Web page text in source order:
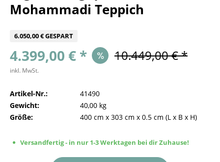
Mohammadi Teppich
6.050,00 € GESPART
4.399,00 € * 10.449,00 € *
inkl. MwSt.
Artikel-Nr.:
41490
Gewicht:
40,00 kg
Größe:
400 cm x 303 cm x 0.5 cm (L x B x H)
Versandfertig - in nur 1-3 Werktagen bei dir Zuhause!